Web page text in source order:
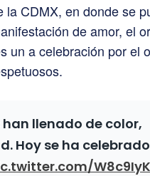
la CDMX, en donde se
de amor, el
un a celebración por el
han llenado de color,
Hoy se ha